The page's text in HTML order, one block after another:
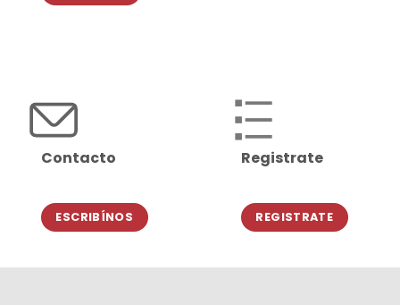
Contacto
ESCRIBÍNOS
Registrate
REGISTRATE